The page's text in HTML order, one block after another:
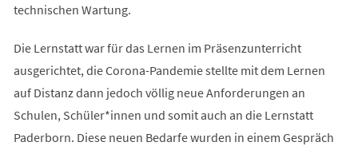
technischen Wartung.
Die Lernstatt war für das Lernen im Präsenzunterricht
ausgerichtet, die Corona-Pandemie stellte mit dem Lernen
auf Distanz dann jedoch völlig neue Anforderungen an
Schulen, Schüler*innen und somit auch an die Lernstatt
Paderborn. Diese neuen Bedarfe wurden in einem Gespräch